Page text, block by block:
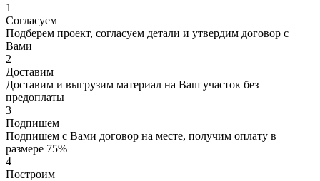
1
Согласуем
Подберем проект, согласуем детали и утвердим договор с
Вами
2
Доставим
Доставим и выгрузим материал на Ваш участок без
предоплаты
3
Подпишем
Подпишем с Вами договор на месте, получим оплату в
размере 75%
4
Построим